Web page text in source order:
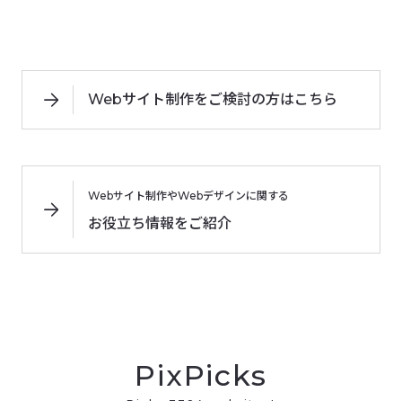
Webサイト制作をご検討の方はこちら
Webサイト制作やWebデザインに関する
お役立ち情報をご紹介
PixPicks